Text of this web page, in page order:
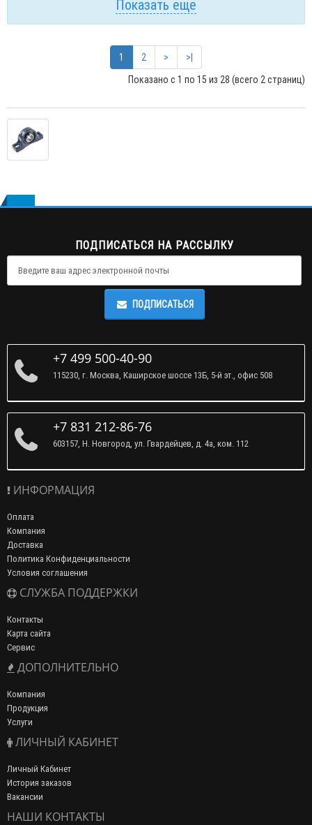
Показать еще
1 2 >
>|
Показано с 1 по 15 из 28 (всего 2 страниц)
ПОДПИСАТЬСЯ НА РАССЫЛКУ
ПОДПИСАТЬСЯ
+7 499 500-40-90
115230, г. Москва, Каширское шоссе 13Б, 5-й эт., офис 508
+7 831 212-86-76
603157, Н. Новгород, ул. Гвардейцев, д. 4а, ком. 112
ИНФОРМАЦИЯ
Оплата
Компания
Доставка
Политика Конфиденциальности
Условия соглашения
СЛУЖБА ПОДДЕРЖКИ
Контакты
Карта сайта
Сервис
ДОПОЛНИТЕЛЬНО
Компания
Продукция
Услуги
ЛИЧНЫЙ КАБИНЕТ
Личный Кабинет
История заказов
Вакансии
НАШИ КОНТАКТЫ